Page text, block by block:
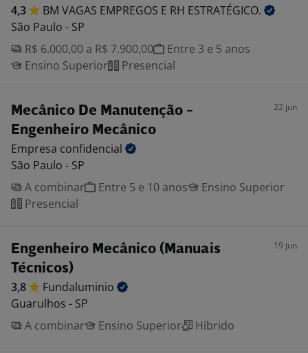
4,3 BM VAGAS EMPREGOS E RH ESTRATÉGICO.
São Paulo - SP
R$ 6.000,00 a R$ 7.900,00
Entre 3 e 5 anos
Ensino Superior
Presencial
Mecânico De Manutenção -
Engenheiro Mecânico
22 jun
Empresa confidencial
São Paulo - SP
A combinar
Entre 5 e 10 anos
Ensino Superior
Presencial
Engenheiro Mecânico (Manuais
Técnicos)
19 jun
3,8
Fundaluminio
Guarulhos - SP
A combinar
Ensino Superior Híbrido